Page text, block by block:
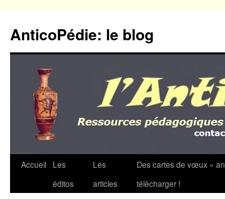
contenu
AnticoPédie: le blog
Accueil
Les
éditos
Les
articles
Des cartes de vœux «
télécharger !